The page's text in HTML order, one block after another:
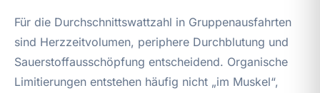
Für die Durchschnittswattzahl in Gruppenausfahrten
sind Herzzeitvolumen, periphere Durchblutung und
Sauerstoffausschöpfung entscheidend. Organische
Limitierungen entstehen häufig nicht „im Muskel“,